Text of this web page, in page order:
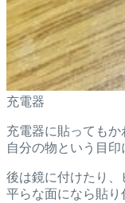
充電器
充電器に貼ってもか
自分の物という目印
後は鏡に付けたり、
平らな面になら貼